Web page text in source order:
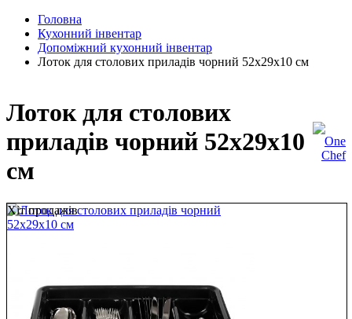
Головна
Кухонний інвентар
Допоміжний кухонний інвентар
Лоток для столових приладів чорний 52х29х10 см
Лоток для столових
приладів чорний 52х29х10
см
Хіт продажів